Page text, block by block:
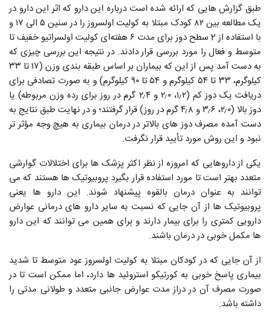
طبق گزارش هایی که ارائه شده است درباره این دارو که اثر این دارو در
یک مطالعه بین ۸۲ کودک مبتلا به کولیت اولسروز را در سنین ۵ الی ۱۷ و
با استفاده از 2 سطح دوز برای مدت ۶ هفته‌ای کولیت اولسراتیو خفیف تا
متوسط و فعال را مورد بررسی قرار دادند. در نتیجه این بررسی چیزی که
به دست آمد پس از این که بیماران بر اساس طبقه‌ بندی وزن (۱۷ تا ۳۳
کیلوگرم، ۳۳ تا ۵۴ کیلوگرم و ۵۴ تا ۹۰ کیلوگرم) و به صورت تصادفی برای
دریافت یک دوز کم (۱٫۲، ۲٫۰ و ۲٫۴ گرم در روز برای رده وزن مربوطه) یا
دوز بالا (۲٫۰، ۳٫۶ و ۴٫۸ گرم در روز) قرار گرفتند؛ و در نهایت طبق نتایج به
دست آمده مصرف دوز های بالاتر در درمان بیماری به هیچ وجه مؤثر تر
نبود و این روش مورد تأیید قرار نگرفت.
یکی از داروهایی که امروزه از نظر اکثر پزشک ها برای اختلالات گوارشی
متعدد بهتر است تا مورد استفاده قرار بگیرد پروبیوتیک ها هستند که می
توانند به عنوان درمان بالقوه پیشنهاد شوند. این دارو ها یعنی
پروبیوتیک ‌ها از آن جایی که نسبت به سایر دارو های درمانی عوارض
دارویی کمتری را برای بیمار دارند و برای همین می‌ توانند که این دارو
ها مکمل خوبی در درمان باشند.
از آن جایی که در کودکان مبتلا به کولیت اولسروز عود متوسط تا شدید
بیماری پاسخ خوبی به کورتیکو استروئید ها دارد، اما ممکن است تا در
صورت مصرف آن در دراز مدت عوارض جانبی متعدد و طولانی مدتی را
داشته باشد.